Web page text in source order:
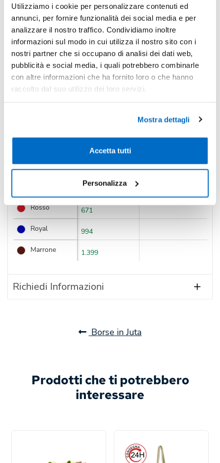
Utilizziamo i cookie per personalizzare contenuti ed
annunci, per fornire funzionalità dei social media e per
analizzare il nostro traffico. Condividiamo inoltre
informazioni sul modo in cui utilizza il nostro sito con i
nostri partner che si occupano di analisi dei dati web,
pubblicità e social media, i quali potrebbero combinarle
con altre informazioni che ha fornito loro o che hanno
raccolto dal suo utilizzo dei loro servizi.
Mostra dettagli
Accetta tutti
Personalizza
*Prezzi prodotto per quantità merce neutra e prezzi IVA
Non trovi la quantità in tabella?Calcola il preventivo
Quantità consigliata
300pz.Prezzo unitario:€ 3,78IVA incl.Totale:€ 1134,82
IVA incl.
Disponibilità
Rosso
671
Royal
994
Marrone
1.399
Richiedi Informazioni
Borse in Juta
Prodotti che ti potrebbero
interessare